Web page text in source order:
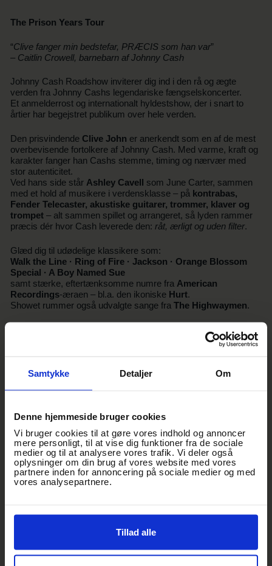
Samtykke Detaljer Om
Denne hjemmeside bruger cookies
Vi bruger cookies til at gøre vores indhold og annoncer
mere personligt, til at vise dig funktioner fra de sociale
medier og til at analysere vores trafik. Vi deler også
oplysninger om din brug af vores website med vores
partnere inden for annoncering på sociale medier og med
vores analysepartnere.
Tillad alle
The Prison Years Tour
“Clive fanger min bedstefar, PRÆCIS som han var”
– Caitlin Crowell, barnebarn af Johnny Cash
Johnny Cash Roadshow inviterer dig ind i den rå og ægte
verden fra Johnny Cashs legendariske fængselskoncerter.
Et anmelderrost og internationalt hyldestshow, der i snart to
årtier har begejstret publikum over hele verden.
Den prisvindende Clive John er anerkendt som en af de mest
overbevisende fortolkere af Johnny Cash. Med varme, kraft og
karakter fanger han Cashs stemme, timing og nærvær med
stor autenticitet.
Ved hans side står Ashley Cavell som June Carter, sammen
med et hold af musikere i verdensklasse – på kontrabas,
Fender Telecaster, akustiske guitarer, trommer, klaver og
trompet – alt sammen spillet og arrangeret, så lyden rammer
præcis dér hvor Cash leverede den:råt, ærligt og uden filter.
Glæd dig til udødelige klassikere som:
Walk the Line · Ring of Fire · Jackson · Orange Blossom
Special · A Boy Named Sue
samt stærke, eftertænksomme numre fra American
Recordings-æraen – bl.a. den ikoniske Hurt.
Showet rummer også udvalgte sange fraThe Highwaymen.
En musikalsk rejse gennem både mørket og lyset i Cashs
univers – leveret med respekt, nerve og kærlighed.
Pause:halvvejs i koncerten
Koncerten forventes at slutte:kl. 22.00
Alle tidspunkter er cirka-tider og kan ændre sig.
Salen
Handicapvenlig parkering viaGl. Banegårdsvej